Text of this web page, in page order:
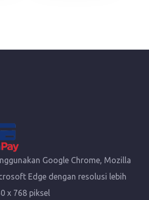
Google Chrome, Mozilla
Edge dengan resolusi lebih
x 768 piksel